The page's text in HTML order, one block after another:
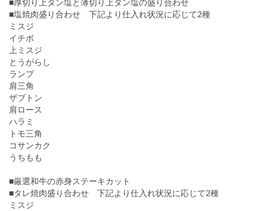
■厚切り上タン塩と薄切り上タン塩の盛り合わせ
■塩焼肉盛り合わせ 下記より仕入れ状況に応じて2種
ミスジ
イチボ
上ミスジ
とうがらし
ランプ
肩三角
ザブトン
肩ロース
ハラミ
トモ三角
コサンカク
うちもも
■厳選和牛の赤身ステーキカット
■タレ焼肉盛り合わせ 下記より仕入れ状況に応じて2種
ミスジ